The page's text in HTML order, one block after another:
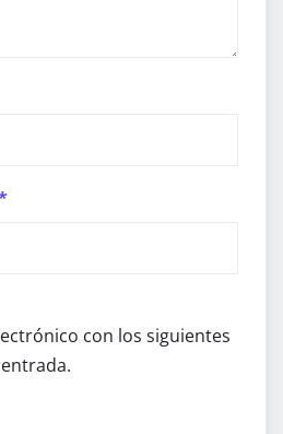
con los siguientes